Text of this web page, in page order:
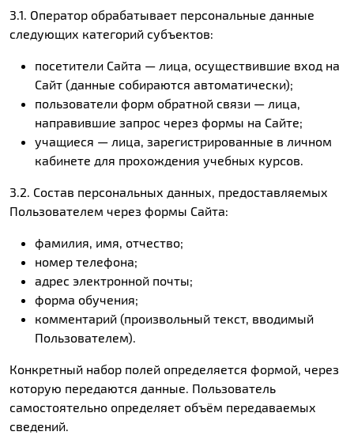
3.1. Оператор обрабатывает персональные данные
следующих категорий субъектов:
посетители Сайта — лица, осуществившие вход на
Сайт (данные собираются автоматически);
пользователи форм обратной связи — лица,
направившие запрос через формы на Сайте;
учащиеся — лица, зарегистрированные в личном
кабинете для прохождения учебных курсов.
3.2. Состав персональных данных, предоставляемых
Пользователем через формы Сайта:
фамилия, имя, отчество;
номер телефона;
адрес электронной почты;
форма обучения;
комментарий (произвольный текст, вводимый
Пользователем).
Конкретный набор полей определяется формой, через
которую передаются данные. Пользователь
самостоятельно определяет объём передаваемых
сведений.